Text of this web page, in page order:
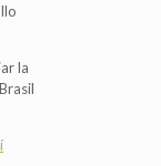
la